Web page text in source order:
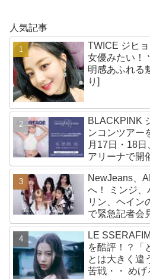
人気記事
TWICE ジヒ
女優みたい！
明感あふれる
り]
BLACKPINK
ンコンツアー
月17日・18
アリーナで開
は“愛のカケ
ルバム『
NewJeans、
へ！ ミンジ
リン、ヘイン
で緊急記者会
never dies!」
ADOR側、
主張
LE
を酷評！？「
とは大きく違
苦戦・・ めげ